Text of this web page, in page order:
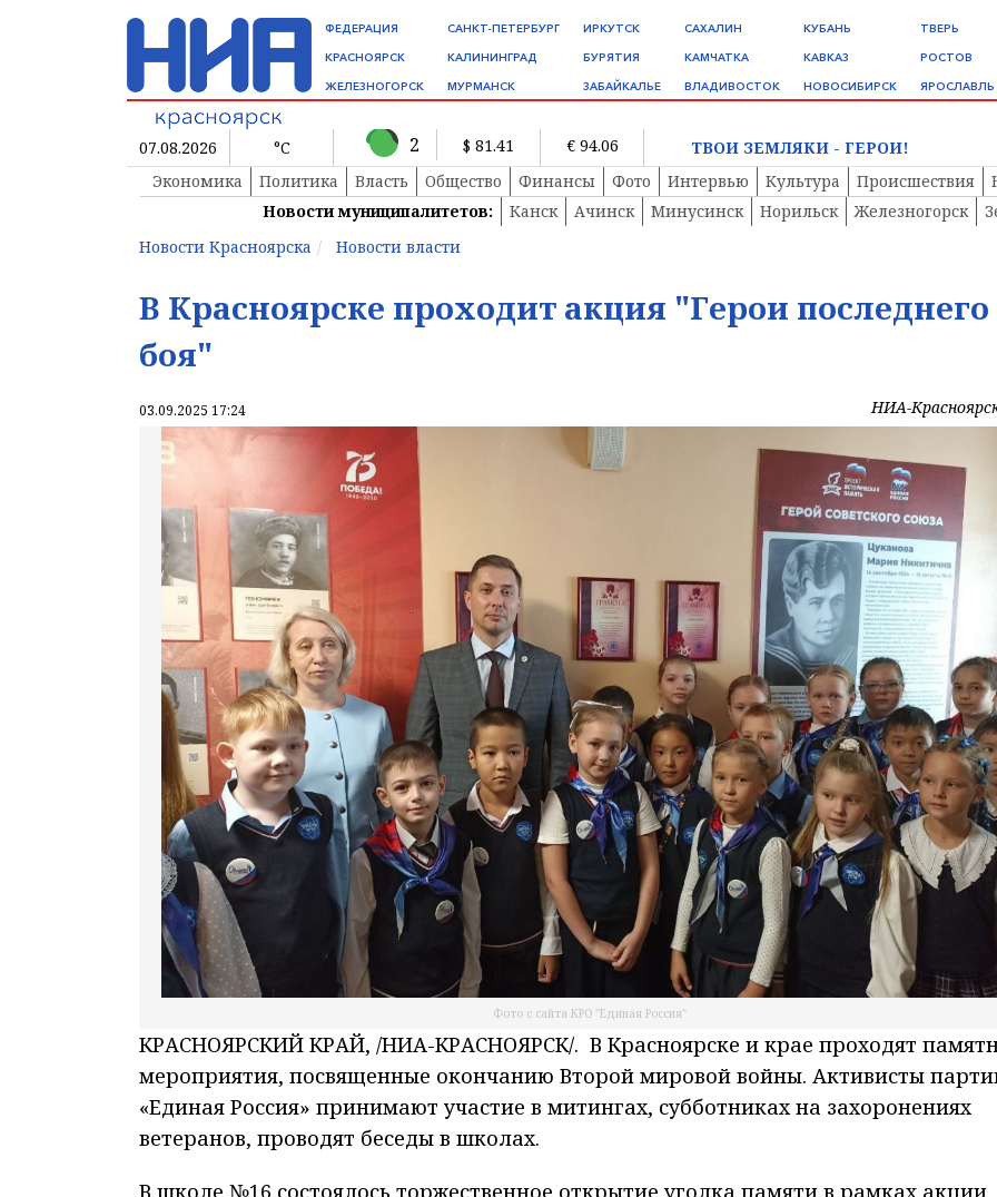
ФЕДЕРАЦИЯ
КРАСНОЯРСК
ЖЕЛЕЗНОГОРСК
САНКТ-ПЕТЕРБУРГ
КАЛИНИНГРАД
МУРМАНСК
ИРКУТСК
БУРЯТИЯ
ЗАБАЙКАЛЬЕ
САХАЛИН
КАМЧАТКА
ВЛАДИВОСТОК
КУБАНЬ
КАВКАЗ
НОВОСИБИРСК
ТВЕРЬ
РОСТОВ
ЯРОСЛАВЛЬ
07.08.2026 °C 2 $ 81.41 € 94.06
ТВОИ ЗЕМЛЯКИ - ГЕРОИ!
Экономика
Политика Власть Общество Финансы Фото Интервью Культура Происшествия
Новости муниципалитетов:
Канск Ачинск Минусинск Норильск Железногорск
Новости Красноярска
Новости власти
В Красноярске проходит акция "Герои последнего
боя"
03.09.2025 17:24 НИА-
Фото с сайта КРО "Единая Россия"
КРАСНОЯРСКИЙ КРАЙ, /НИА-КРАСНОЯРСК/. В Красноярске и крае проходят
мероприятия, посвященные окончанию Второй мировой войны. Активисты
«Единая Россия» принимают участие в митингах, субботниках на захоронениях
ветеранов, проводят беседы в школах.
В школе №16 состоялось торжественное открытие уголка памяти в рамках акции